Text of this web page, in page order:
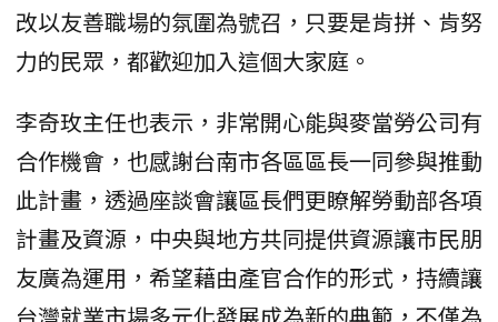
改以友善職場的氛圍為號召，只要是肯拼、肯努
力的民眾，都歡迎加入這個大家庭。
李奇玫主任也表示，非常開心能與麥當勞公司有
合作機會，也感謝台南市各區區長一同參與推動
此計畫，透過座談會讓區長們更瞭解勞動部各項
計畫及資源，中央與地方共同提供資源讓市民朋
友廣為運用，希望藉由產官合作的形式，持續讓
台灣就業市場多元化發展成為新的典範，不僅為